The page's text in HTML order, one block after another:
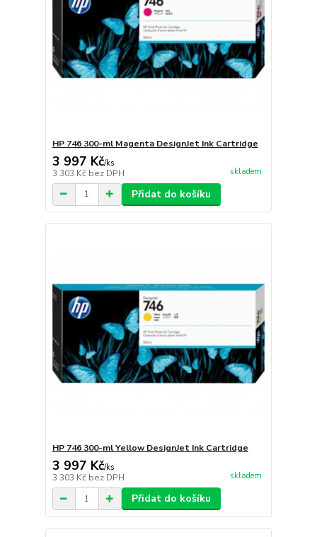
HP 746 300-ml Magenta DesignJet Ink Cartridge
3 997 Kč/ks
3 303 Kč bez DPH skladem
Přidat do košíku
HP 746 300-ml Yellow DesignJet Ink Cartridge
3 997 Kč/ks
3 303 Kč bez DPH skladem
Přidat do košíku